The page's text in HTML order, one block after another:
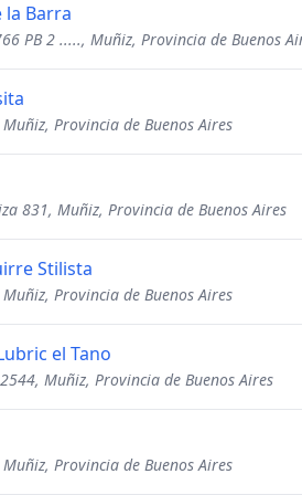
la Barra
PB 2 ....., Muñiz, Provincia de Buenos
Muñiz, Provincia de Buenos Aires
831, Muñiz, Provincia de Buenos Aires
Stilista
Provincia de Buenos Aires
el Tano
Muñiz, Provincia de Buenos Aires
Provincia de Buenos Aires